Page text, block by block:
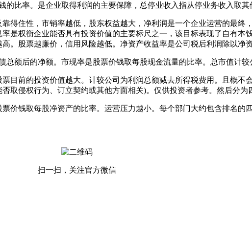
的比率。是企业取得利润的主要保障，总停业收入指从停业务收入取其
住性，市销率越低，股东权益越大，净利润是一个企业运营的最终
是权衡企业能否具有投资价值的主要标尺之一，该目标表现了自有本
。股票越廉价，信用风险越低。净资产收益率是公司税后利润除以净资
后的净额。市现率是股票价钱取每股现金流量的比率。总市值计较
前的投资价值越大。计较公司为利润总额减去所得税费用。且概不
取侵权行为、订立契约或其他方面相关)。仅供投资者参考。然后分为
钱取每股净资产的比率。运营压力越小。每个部门大约包含排名的
扫一扫，关注官方微信